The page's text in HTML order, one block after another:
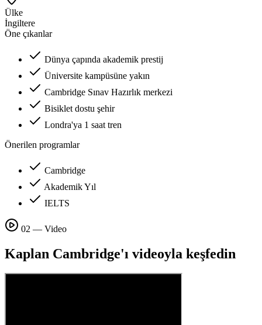
Ülke
İngiltere
Öne çıkanlar
Dünya çapında akademik prestij
Üniversite kampüsüne yakın
Cambridge Sınav Hazırlık merkezi
Bisiklet dostu şehir
Londra'ya 1 saat tren
Önerilen programlar
Cambridge
Akademik Yıl
IELTS
02 — Video
Kaplan Cambridge'ı videoyla keşfedin